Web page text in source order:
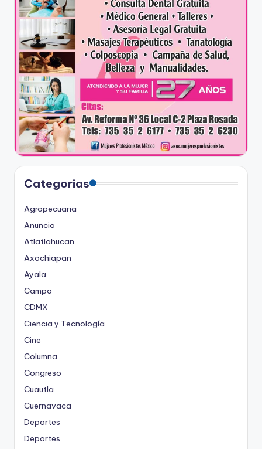
Categorias
Agropecuaria
Anuncio
Atlatlahucan
Axochiapan
Ayala
Campo
CDMX
Ciencia y Tecnología
Cine
Columna
Congreso
Cuautla
Cuernavaca
Deportes
Deportes